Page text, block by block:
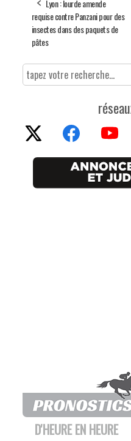
Lyon : lourde amende
requise contre Panzani pour des
insectes dans des paquets de
pâtes
D'HEURE EN HEURE